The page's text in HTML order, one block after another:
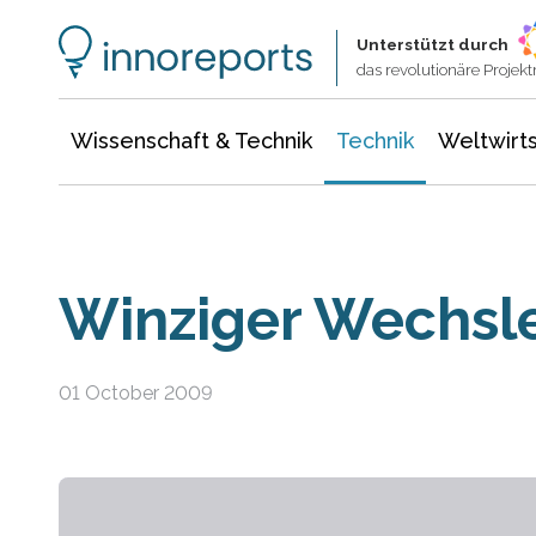
Unterstützt durch
das revolutionäre
Wissenschaft & Technik Technik
Winziger
01 October 2009